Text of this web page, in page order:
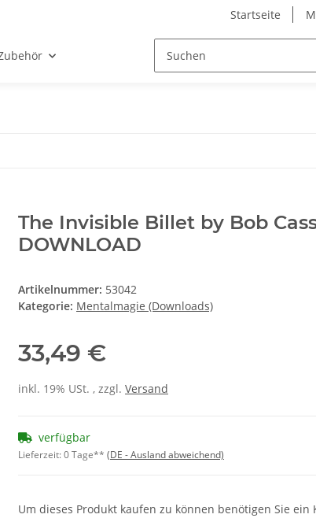
Startseite
The Invisible Billet by Bob
DOWNLOAD
Artikelnummer: 53042
Kategorie: Mentalmagie (Downloads)
33,49 €
inkl. 19% USt. , zzgl. Versand
verfügbar
Lieferzeit:0 Tage** (DE - Ausland abweichend)
Um dieses Produkt kaufen zu können benötigen Sie ein